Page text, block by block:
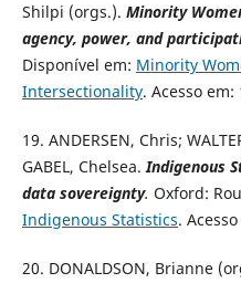
Shilpi (orgs.). Minority
agency, power, and
Disponível em: Minority
Intersectionality. Acesso em:
19. ANDERSEN, Chris;
GABEL, Chelsea.Indigenous
data sovereignty. Oxford:
Indigenous Statistics.
20. DONALDSON, Brianne